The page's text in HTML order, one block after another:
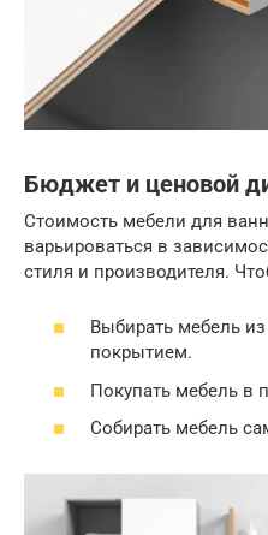
Бюджет и ценовой
Стоимость мебели для
варьироваться в
стиля и производителя.
Выбирать мебель
покрытием.
Покупать мебель в
Собирать мебель